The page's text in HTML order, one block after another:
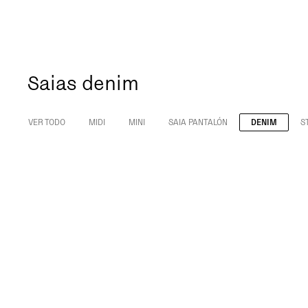
Saias denim
VER TODO MIDI MINI SAIA PANTALÓN DENIM